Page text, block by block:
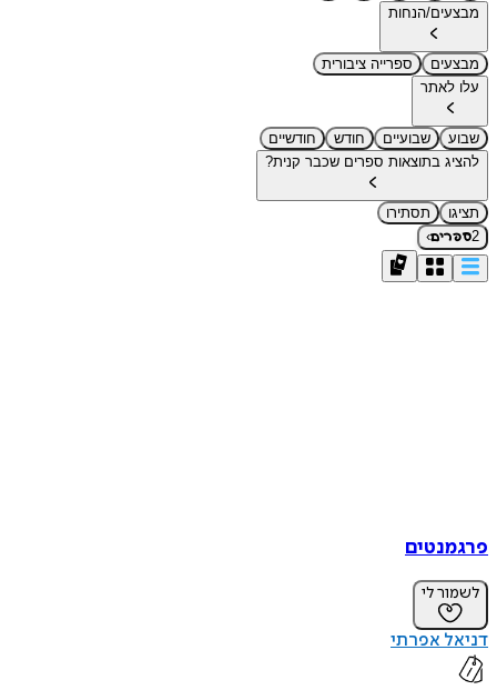
מבצעים/הנחות
מבצעים
ספרייה ציבורית
עלו לאתר
שבוע שבועיים חודש
חודשיים
להציג בתוצאות ספרים שכבר קנית?
תציגו
תסתירו
2ספרים›
פרגמנטים
לשמור לי
דניאל אפרתי